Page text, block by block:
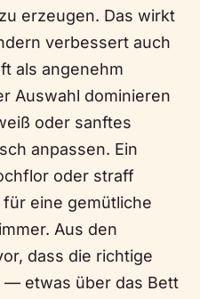
erzeugen. Das wirkt
verbessert auch
als angenehm
Auswahl dominieren
oder sanftes
anpassen. Ein
oder straff
eine gemütliche
Aus den
dass die richtige
— etwas über das Bett